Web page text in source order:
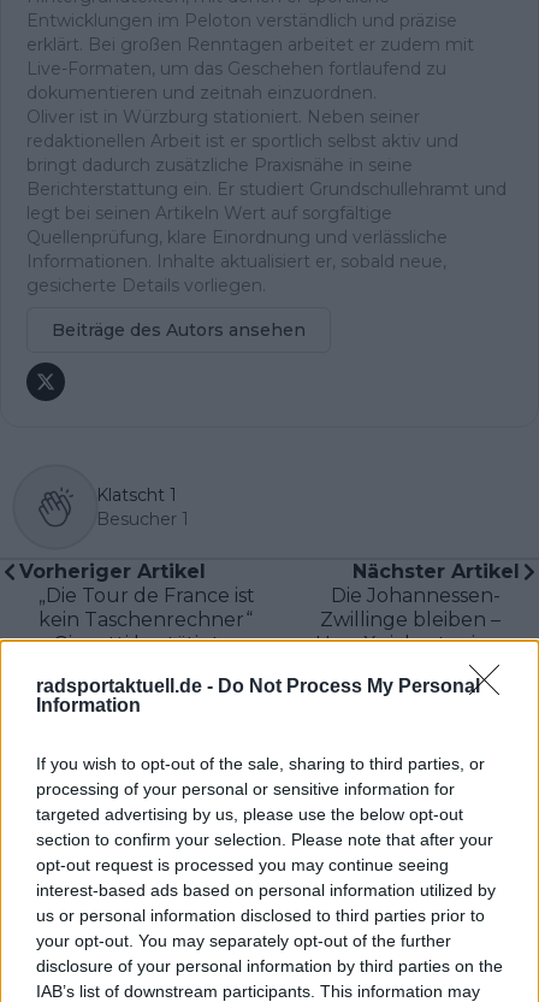
radsportaktuell.de - Do Not Process My Personal
Information
If you wish to opt-out of the sale, sharing to third parties, or
processing of your personal or sensitive information for
targeted advertising by us, please use the below opt-out
section to confirm your selection. Please note that after your
opt-out request is processed you may continue seeing
interest-based ads based on personal information utilized by
us or personal information disclosed to third parties prior to
your opt-out. You may separately opt-out of the further
disclosure of your personal information by third parties on the
IAB’s list of downstream participants. This information may
Entwicklungen im Peloton verständlich und präzise
erklärt. Bei großen Renntagen arbeitet er zudem mit
Live-Formaten, um das Geschehen fortlaufend zu
dokumentieren und zeitnah einzuordnen.
Oliver ist in Würzburg stationiert. Neben seiner
redaktionellen Arbeit ist er sportlich selbst aktiv und
bringt dadurch zusätzliche Praxisnähe in seine
Berichterstattung ein. Er studiert Grundschullehramt und
legt bei seinen Artikeln Wert auf sorgfältige
Quellenprüfung, klare Einordnung und verlässliche
Informationen. Inhalte aktualisiert er, sobald neue,
gesicherte Details vorliegen.
Beiträge des Autors ansehen
Klatscht 1
Besucher 1
Vorheriger Artikel
„Die Tour de France ist
kein Taschenrechner“
– Gianetti bestätigt
aber keine
Überheblichkeit
Nächster Artikel
Die Johannessen-
Zwillinge bleiben –
Uno-X sichert seine
Zukunft und seinen
Tour-de-France-